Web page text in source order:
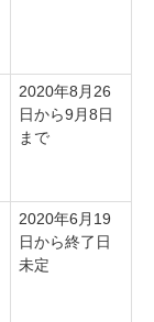
2020年8月26
日から9月8日
まで
2020年6月19
日から終了日
未定